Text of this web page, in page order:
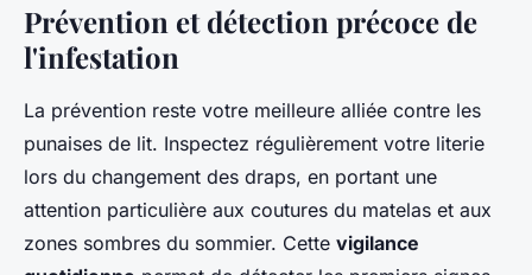
Prévention et détection précoce de
l'infestation
La prévention reste votre meilleure alliée contre les
punaises de lit. Inspectez régulièrement votre literie
lors du changement des draps, en portant une
attention particulière aux coutures du matelas et aux
zones sombres du sommier. Cette vigilance